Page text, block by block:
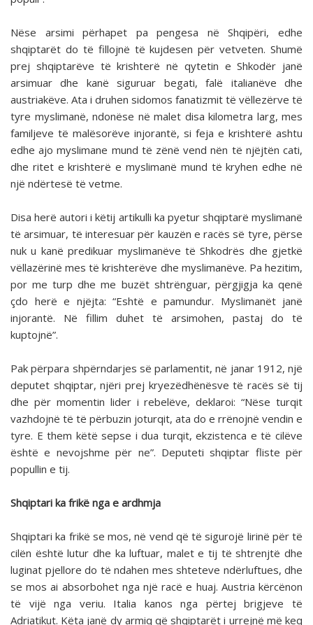
Nëse arsimi përhapet pa pengesa në Shqipëri, edhe
shqiptarët do të fillojnë të kujdesen për vetveten. Shumë
prej shqiptarëve të krishterë në qytetin e Shkodër janë
arsimuar dhe kanë siguruar begati, falë italianëve dhe
austriakëve. Ata i druhen sidomos fanatizmit të vëllezërve të
tyre myslimanë, ndonëse në malet disa kilometra larg, mes
familjeve të malësorëve injorantë, si feja e krishterë ashtu
edhe ajo myslimane mund të zënë vend nën të njëjtën cati,
dhe ritet e krishterë e myslimanë mund të kryhen edhe në
një ndërtesë të vetme.
Disa herë autori i këtij artikulli ka pyetur shqiptarë myslimanë
të arsimuar, të interesuar për kauzën e racës së tyre, përse
nuk u kanë predikuar myslimanëve të Shkodrës dhe gjetkë
vëllazërinë mes të krishterëve dhe myslimanëve. Pa hezitim,
por me turp dhe me buzët shtrënguar, përgjigja ka qenë
çdo herë e njëjta: “Eshtë e pamundur. Myslimanët janë
injorantë. Në fillim duhet të arsimohen, pastaj do të
kuptojnë”.
Pak përpara shpërndarjes së parlamentit, në janar 1912, një
deputet shqiptar, njëri prej kryezëdhënësve të racës së tij
dhe për momentin lider i rebelëve, deklaroi: “Nëse turqit
vazhdojnë të të përbuzin joturqit, ata do e rrënojnë vendin e
tyre. E them këtë sepse i dua turqit, ekzistenca e të cilëve
është e nevojshme për ne”. Deputeti shqiptar fliste për
popullin e tij.
Shqiptari ka frikë nga e ardhmja
Shqiptari ka frikë se mos, në vend që të sigurojë lirinë për të
cilën është lutur dhe ka luftuar, malet e tij të shtrenjtë dhe
luginat pjellore do të ndahen mes shteteve ndërluftues, dhe
se mos ai absorbohet nga një racë e huaj. Austria kërcënon
të vijë nga veriu. Italia kanos nga përtej brigjeve të
Adriatikut. Këta janë dy armiq që shqiptarët i urrejnë më keq